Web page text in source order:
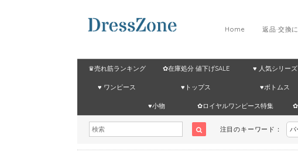
返品·交換
Home
♛売れ筋ランキング ✿在庫処分 値下げSALE ♥ 人気シリーズ
♥ ワンピース ♥トップス ♥ボトムス
♥小物 ✿ロイヤルワンピース特集 ✿
注目のキーワード： パ